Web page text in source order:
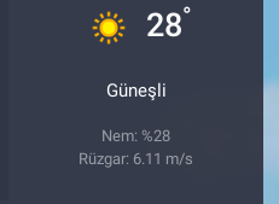
28°
Güneşli
Nem: %28
Rüzgar: 6.11 m/s